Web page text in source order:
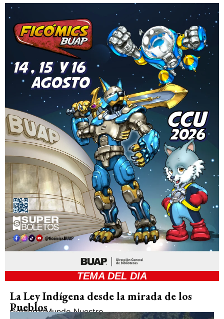
TEMA DEL DIA
La Ley Indígena desde la mirada de los
Pueblos
GobiernoMundo Nuestro